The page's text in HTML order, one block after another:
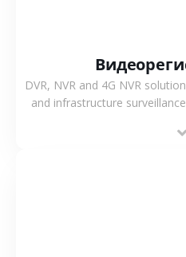
DVR, NVR and 4G NVR
and infrastructure